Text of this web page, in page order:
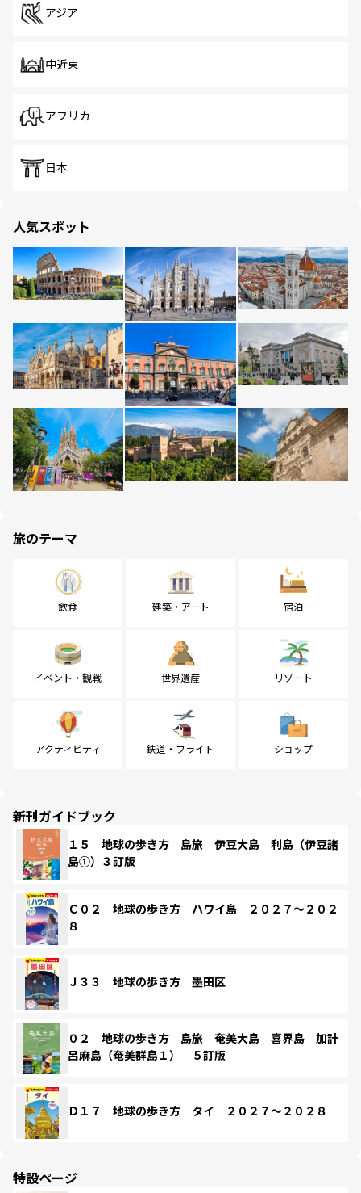
アジア
中近東
アフリカ
日本
人気スポット
旅のテーマ
飲食 建築・アート 宿泊
イベント・観戦 世界遺産 リゾート
アクティビティ 鉄道・フライト ショップ
新刊ガイドブック
１５ 地球の歩き方 島旅 伊豆大島 利島（伊豆諸
島①）３訂版
Ｃ０２ 地球の歩き方 ハワイ島 ２０２７～２０２
８
Ｊ３３ 地球の歩き方 墨田区
０２ 地球の歩き方 島旅 奄美大島 喜界島 加計
呂麻島（奄美群島１） ５訂版
Ｄ１７ 地球の歩き方 タイ ２０２７～２０２８
特設ページ